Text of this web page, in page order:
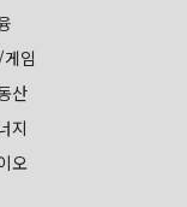
임
산
지
오